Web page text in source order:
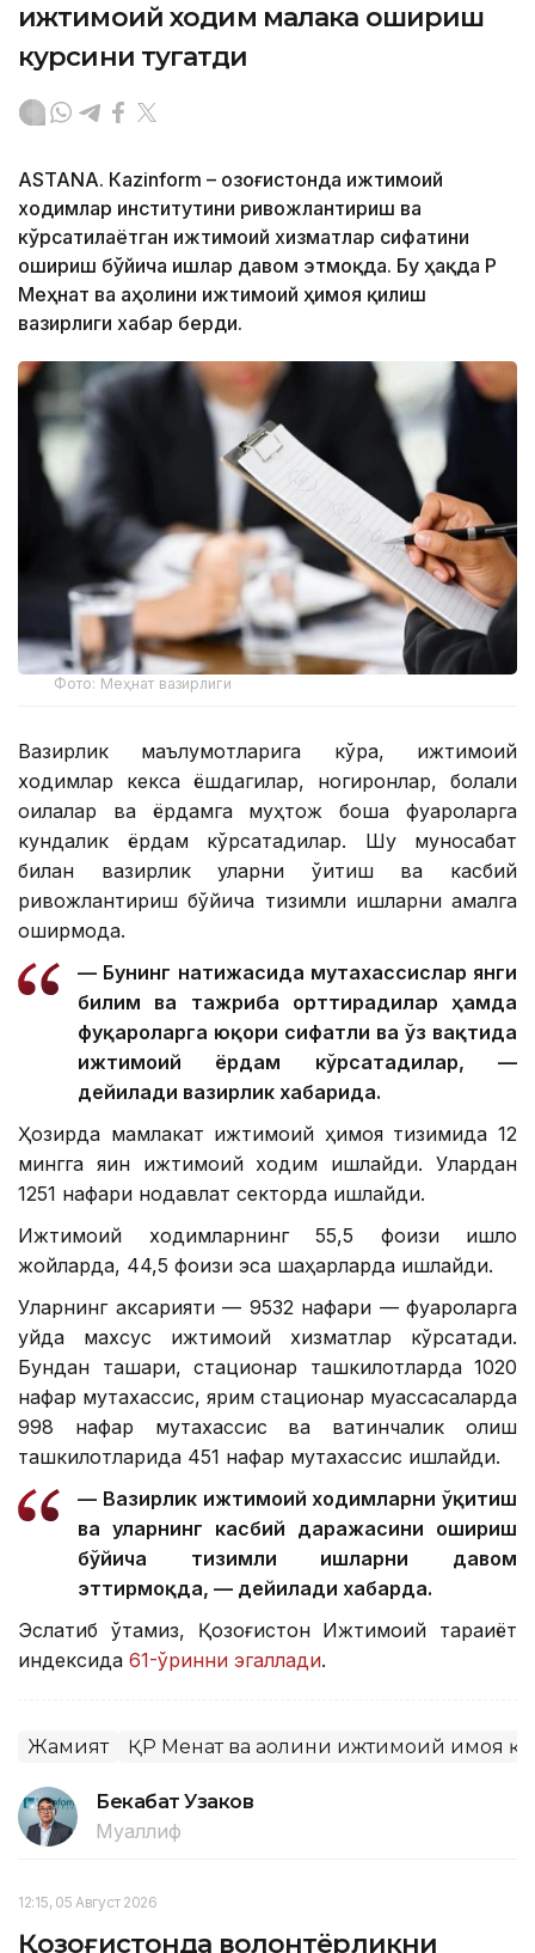
ижтимоий ходим малака ошириш
курсини тугатди
ASTANА. Кazinform – Қозоғистонда ижтимоий
ходимлар институтини ривожлантириш ва
кўрсатилаётган ижтимоий хизматлар сифатини
ошириш бўйича ишлар давом этмоқда. Бу ҳақда ҚР
Меҳнат ва аҳолини ижтимоий ҳимоя қилиш
вазирлиги хабар берди.
Фото: Меҳнат вазирлиги
Вазирлик маълумотларига кўра, ижтимоий
ходимлар кекса ёшдагилар, ногиронлар, болали
оилалар ва ёрдамга муҳтож бошқа фуқароларга
кундалик ёрдам кўрсатадилар. Шу муносабат
билан вазирлик уларни ўқитиш ва касбий
ривожлантириш бўйича тизимли ишларни амалга
оширмоқда.
— Бунинг натижасида мутахассислар янги
билим ва тажриба орттирадилар ҳамда
фуқароларга юқори сифатли ва ўз вақтида
ижтимоий ёрдам кўрсатадилар, —
дейилади вазирлик хабарида.
Ҳозирда мамлакат ижтимоий ҳимоя тизимида 12
мингга яқин ижтимоий ходим ишлайди. Улардан
1251 нафари нодавлат секторда ишлайди.
Ижтимоий ходимларнинг 55,5 фоизи қишлоқ
жойларда, 44,5 фоизи эса шаҳарларда ишлайди.
Уларнинг аксарияти — 9532 нафари — фуқароларга
уйда махсус ижтимоий хизматлар кўрсатади.
Бундан ташқари, стационар ташкилотларда 1020
нафар мутахассис, ярим стационар муассасаларда
998 нафар мутахассис ва вақтинчалик қолиш
ташкилотларида 451 нафар мутахассис ишлайди.
— Вазирлик ижтимоий ходимларни ўқитиш
ва уларнинг касбий даражасини ошириш
бўйича тизимли ишларни давом
эттирмоқда, — дейилади хабарда.
Эслатиб ўтамиз, Қозоғистон Ижтимоий тараққиёт
индексида 61-ўринни эгаллади.
Жамият ҚР Меҳнат ва аҳолини ижтимоий ҳимоя
Бекабат Узаков
Муаллиф
12:15, 05 Август 2026
Қозоғистонда волонтёрликни